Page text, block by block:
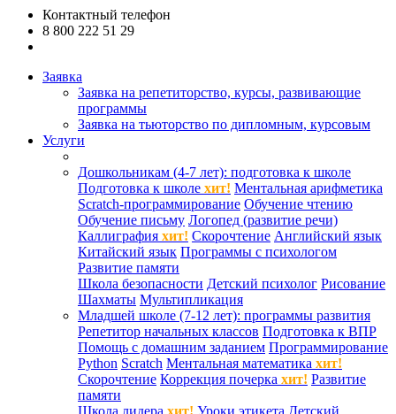
Контактный телефон
8 800 222 51 29
Заявка
Заявка на репетиторство, курсы, развивающие
программы
Заявка на тьюторство по дипломным, курсовым
Услуги
Дошкольникам (4-7 лет): подготовка к школе
Подготовка к школе хит! Ментальная арифметика
Scratch-программирование Обучение чтению
Обучение письму Логопед (развитие речи)
Каллиграфия хит! Скорочтение Английский язык
Китайский язык Программы с психологом
Развитие памяти
Школа безопасности Детский психолог Рисование
Шахматы Мультипликация
Младшей школе (7-12 лет): программы развития
Репетитор начальных классов Подготовка к ВПР
Помощь с домашним заданием Программирование
Python Scratch Ментальная математика хит!
Скорочтение Коррекция почерка хит! Развитие
памяти
Школа лидера хит! Уроки этикета Детский